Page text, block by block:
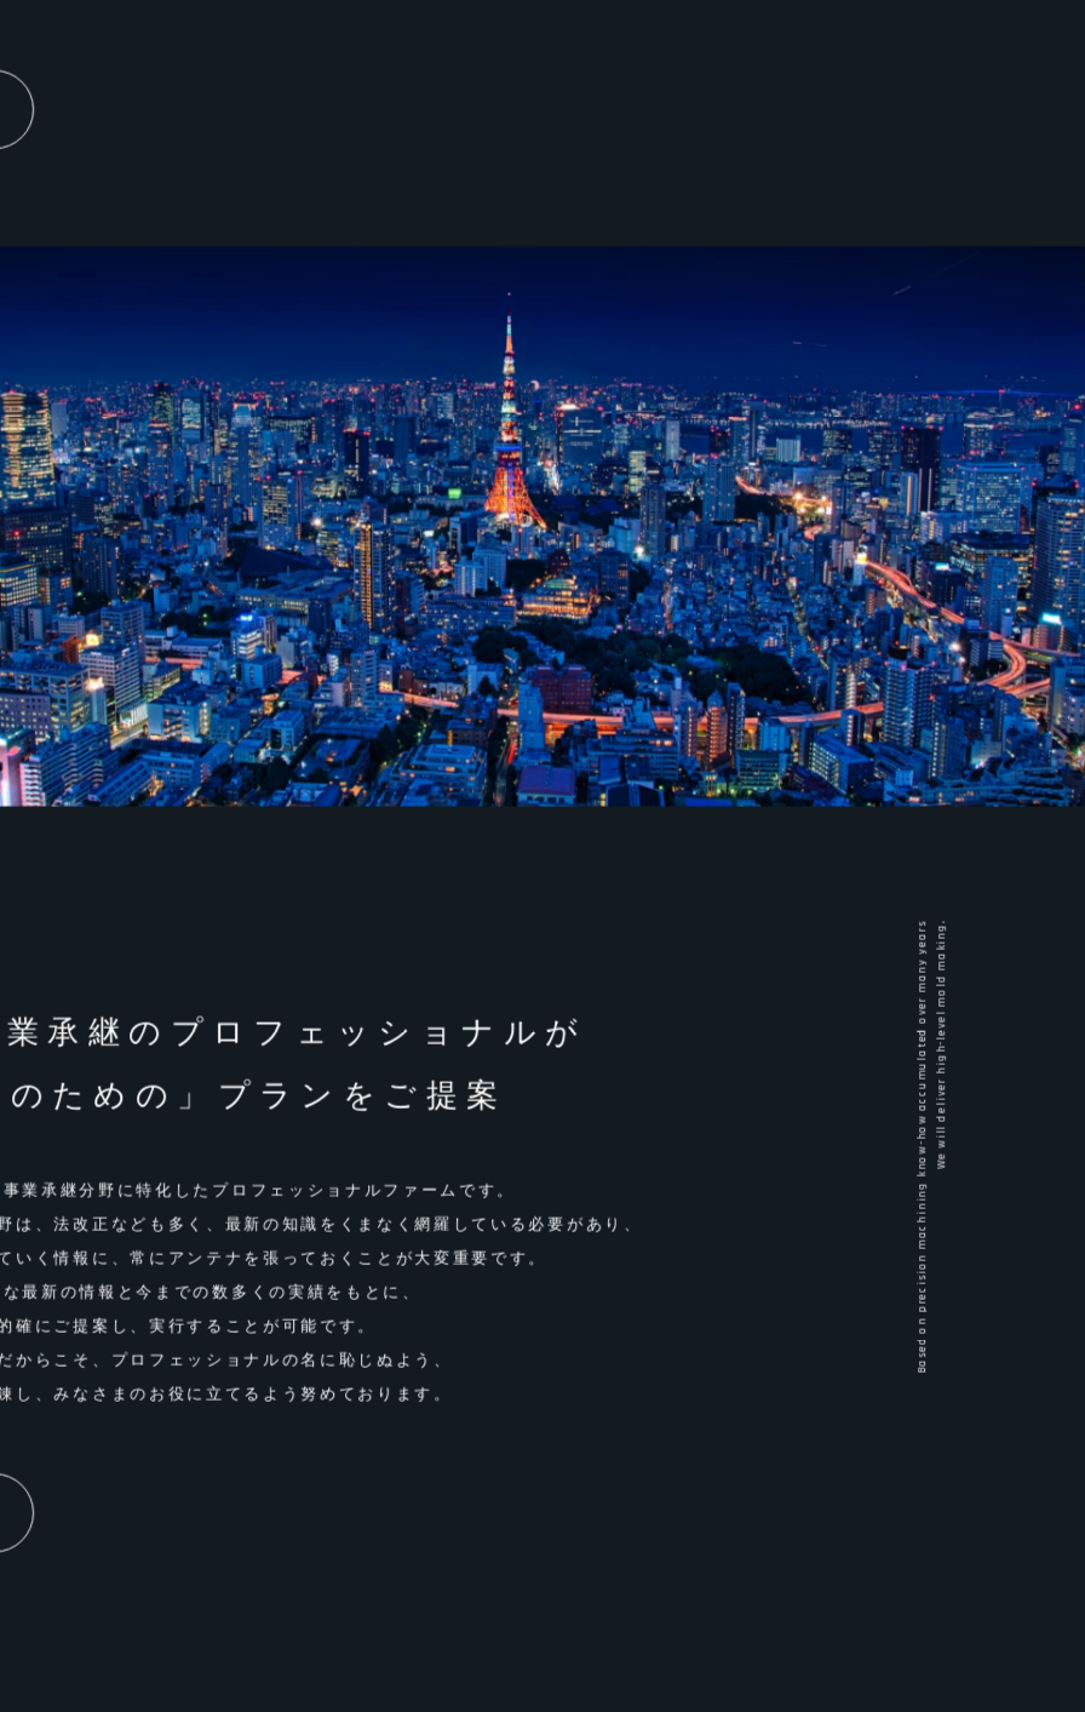
承継のプロフェッショナルが
ための」 プランをご提案
業承継分野に特化したプロフェッショナルファームです。
は、法改正なども多く、最新の知識をくまなく網羅している必要があり、
いく情報に、常にアンテナを張っておくことが⼤変重要です。
最新の情報と今までの数多くの実績をもとに、
確にご提案し、実⾏することが可能です。
からこそ、プロフェッショナルの名に恥じぬよう、
し、みなさまのお役に⽴てるよう努めております。
Based on precision machining know-how accumulated over many yearsWe will deliver high-level mold making.